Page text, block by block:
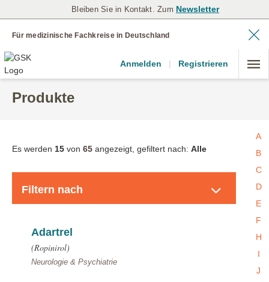
Bleiben Sie in Kontakt. Zum Newsletter
Für medizinische Fachkreise in Deutschland
Anmelden | Registrieren
Produkte
Es werden 15 von 65 angezeigt, gefiltert nach: Alle
Filtern nach
Adartrel
(Ropinirol)
Neurologie & Psychiatrie
A
B
C
D
E
F
H
I
J